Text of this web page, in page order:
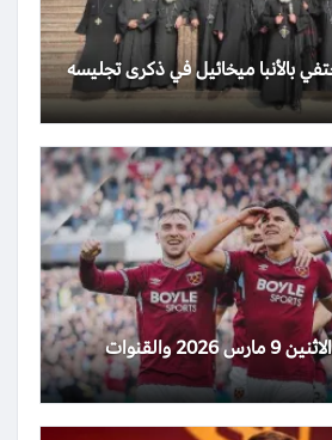
بالأنبا ميخائيل في ذكرى تجليسه
جدول مباريات اليوم الاثنين 9 مارس 2026 والقنوات